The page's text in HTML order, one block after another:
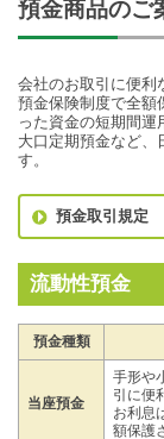
預金商品のご
会社のお取引に便利
預金保険制度で全額
った資金の短期間運
大口定期預金など、
す。
預金取引規定
流動性預金
預金種類
当座預金
手形や
引に便
お利息
額保護